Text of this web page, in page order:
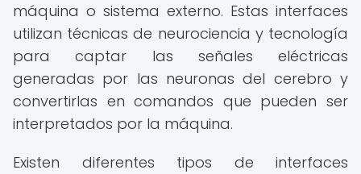
máquina o sistema externo. Estas interfaces
utilizan técnicas de neurociencia y tecnología
para captar las señales eléctricas
generadas por las neuronas del cerebro y
convertirlas en comandos que pueden ser
interpretados por la máquina.
Existen diferentes tipos de interfaces